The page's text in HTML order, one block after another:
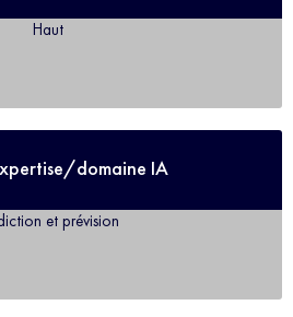
Haut
domaine IA
et prévision